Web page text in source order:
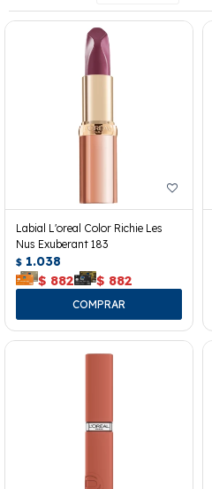
Labial L'oreal Color Richie Les
Nus Exuberant 183
$ 1.038
$ 882 $ 882